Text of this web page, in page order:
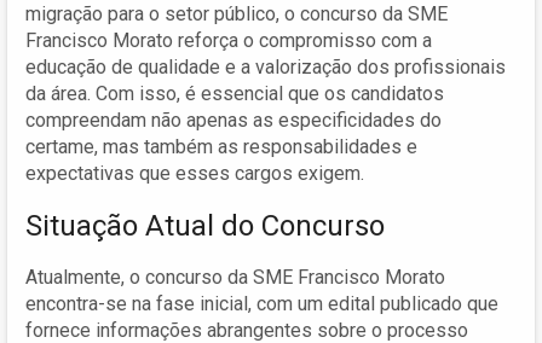
migração para o setor público, o concurso da SME
Francisco Morato reforça o compromisso com a
educação de qualidade e a valorização dos profissionais
da área. Com isso, é essencial que os candidatos
compreendam não apenas as especificidades do
certame, mas também as responsabilidades e
expectativas que esses cargos exigem.
Situação Atual do Concurso
Atualmente, o concurso da SME Francisco Morato
encontra-se na fase inicial, com um edital publicado que
fornece informações abrangentes sobre o processo